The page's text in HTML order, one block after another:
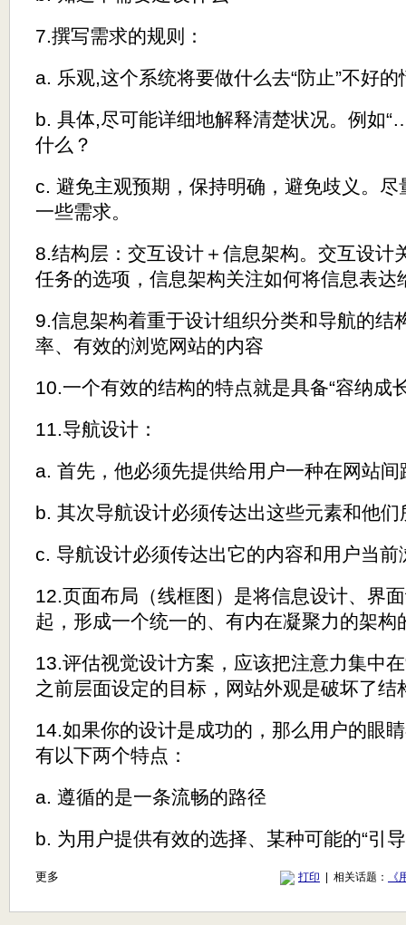
7.撰写需求的规则：
a. 乐观,这个系统将要做什么去“防止”不好的
b. 具体,尽可能详细地解释清楚状况。例如
什么？
c. 避免主观预期，保持明确，避免歧义。
一些需求。
8.结构层：交互设计＋信息架构。交互设计
任务的选项，信息架构关注如何将信息表达
9.信息架构着重于设计组织分类和导航的结
率、有效的浏览网站的内容
10.一个有效的结构的特点就是具备“容纳成
11.导航设计：
a. 首先，他必须先提供给用户一种在网站间
b. 其次导航设计必须传达出这些元素和他
c. 导航设计必须传达出它的内容和用户当
12.页面布局（线框图）是将信息设计、界
起，形成一个统一的、有内在凝聚力的架构
13.评估视觉设计方案，应该把注意力集中
之前层面设定的目标，网站外观是破坏了结
14.如果你的设计是成功的，那么用户的眼
有以下两个特点：
a. 遵循的是一条流畅的路径
b. 为用户提供有效的选择、某种可能的“引导
更多 打印 | 相关话题：